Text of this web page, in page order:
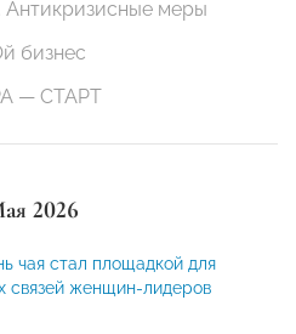
меры
бизнес
— СТАРТ
2026
чая стал площадкой для
связей женщин-лидеров